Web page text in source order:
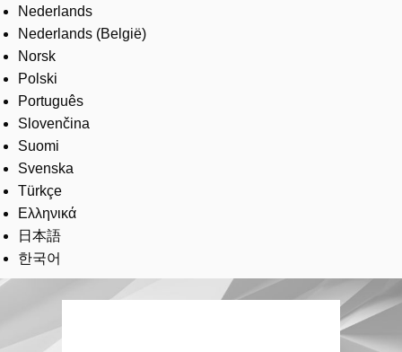
Nederlands
Nederlands (België)
Norsk
Polski
Português
Slovenčina
Suomi
Svenska
Türkçe
Ελληνικά
日本語
한국어